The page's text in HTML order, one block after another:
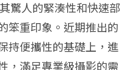
驚人的緊湊性和快速部
笨重印象。近期推出的
持便攜性的基礎上，進
，滿足專業級攝影的需